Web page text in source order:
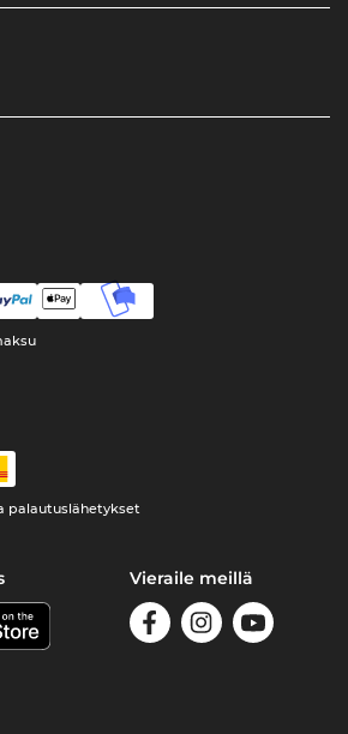
palautuslähetykset
Vieraile meillä